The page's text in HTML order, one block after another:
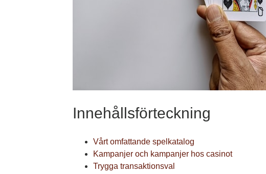
Innehållsförteckning
Vårt omfattande spelkatalog
Kampanjer och kampanjer hos casinot
Trygga transaktionsval